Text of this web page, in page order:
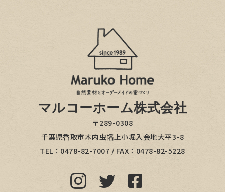
マルコーホーム株式会社
〒289-0308
千葉県香取市木内虫幡上小堀入会地大平3-8
TEL： 0478-82-7007 / FAX：0478-82-5228